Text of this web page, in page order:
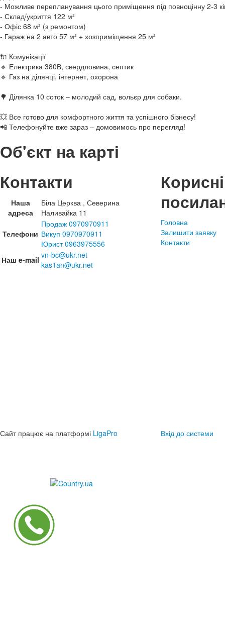
- Можливе перепланування цього приміщення під повноцінну 2-3
- Склад/укриття 122 м²
- Офіс 68 м² (з ремонтом)
- Гараж на 2 авто 57 м² + хозприміщення 25 м²
🔌 Комунікації
🔹 Електрика 380В, свердловина, септик
🔹 Газ на ділянці, інтернет, охорона
🌳 Ділянка 10 соток – молодий сад, вольєр для собаки.
💥 Все готово для комфортного життя та успішного бізнесу!
📲 Телефонуйте вже зараз – домовимось про перегляд!
Об'єкт на карті
Контакти
Наша
адреса
Біла Церква , Северина
Наливайка 11
Телефони
Продаж 0970970911
Викуп 0970970911
Юрист 0963975556
Наш e-mail vn-bc@ukr.net
kas1an@ukr.net
Корисні
Головна
Залишити заявку
Контакти
Сайт працює на платформі LigaPro Вхід до системи